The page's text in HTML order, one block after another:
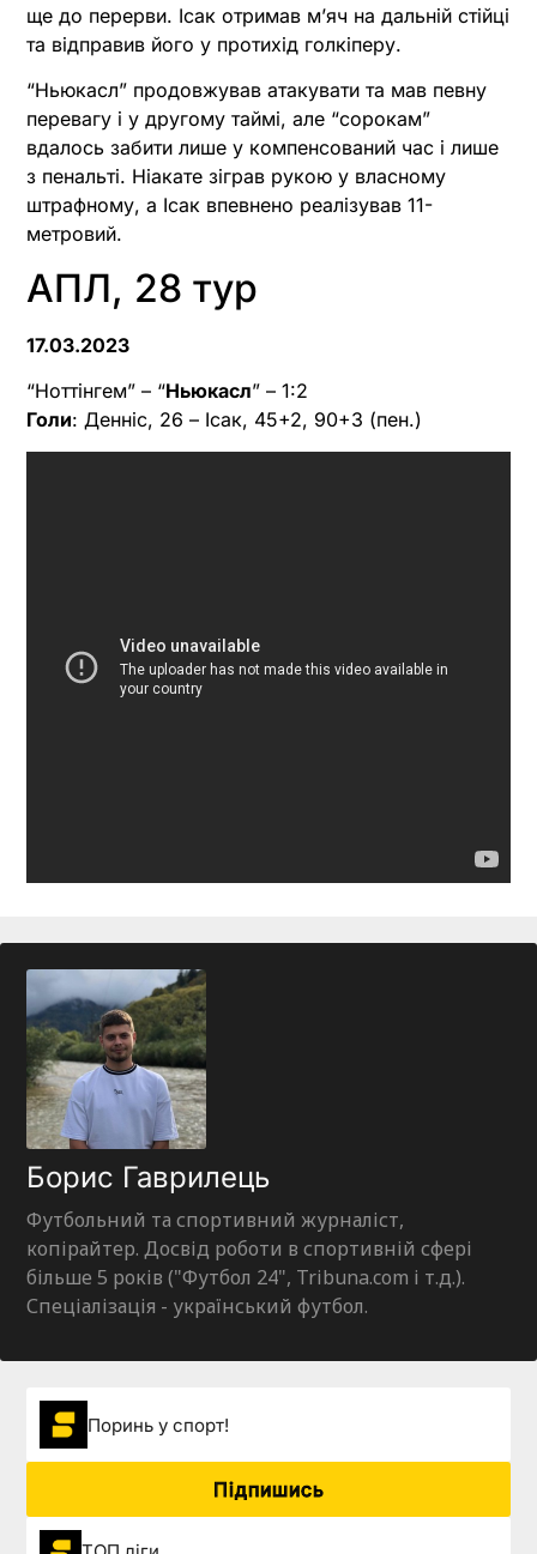
ще до перерви. Ісак отримав м’яч на дальній стійці
та відправив його у протихід голкіперу.
“Ньюкасл” продовжував атакувати та мав певну
перевагу і у другому таймі, але “сорокам”
вдалось забити лише у компенсований час і лише
з пенальті. Ніакате зіграв рукою у власному
штрафному, а Ісак впевнено реалізував 11-
метровий.
АПЛ, 28 тур
17.03.2023
“Ноттінгем” – “Ньюкасл” – 1:2
Голи: Денніс, 26 – Ісак, 45+2, 90+3 (пен.)
Борис Гаврилець
Футбольний та спортивний журналіст,
копірайтер. Досвід роботи в спортивній сфері
більше 5 років ("Футбол 24", Tribuna.com і т.д.).
Спеціалізація - український футбол.
Поринь у спорт!
Підпишись